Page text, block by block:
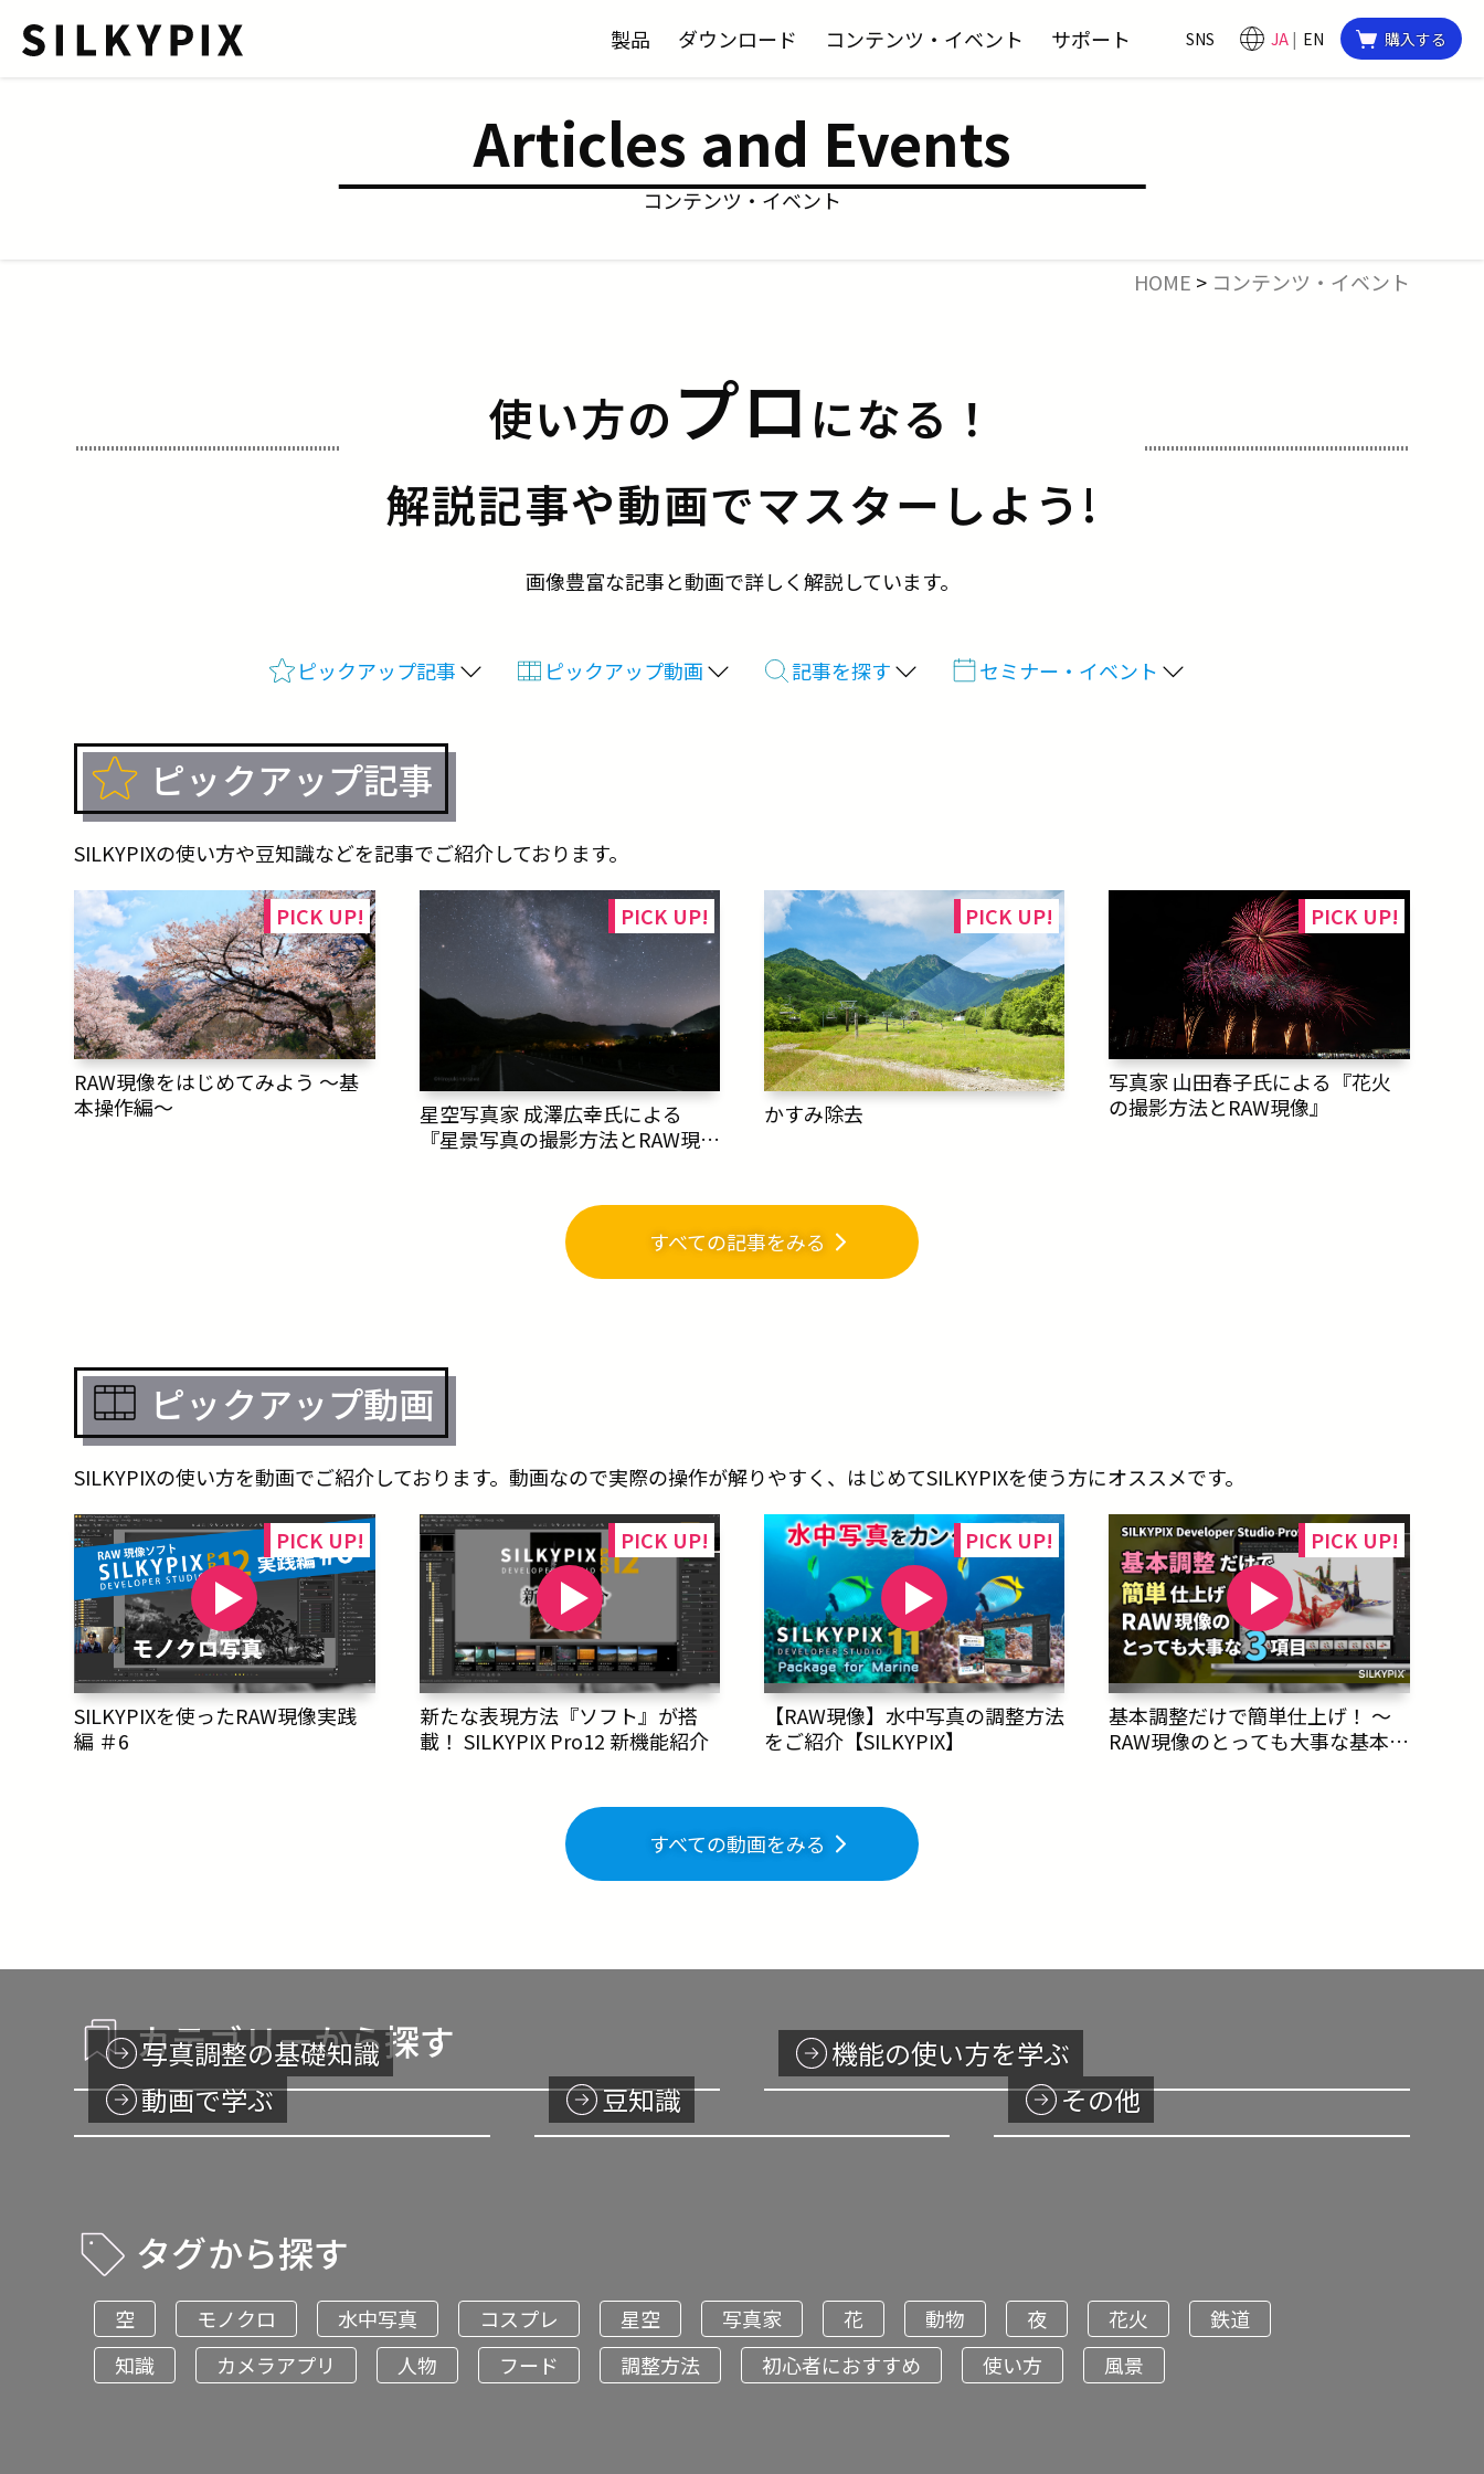
製品 ダウンロード コンテンツ・イベント サポート SNS JA EN 購入する
Articles and Events
コンテンツ・イベント
HOME > コンテンツ・イベント
使い方のプロ になる！
解説記事や動画でマスターしよう!
画像豊富な記事と動画で詳しく解説しています。
ピックアップ記事 ピックアップ動画 記事を探す セミナー・イベント
ピックアップ記事
SILKYPIXの使い方や豆知識などを記事でご紹介しております。
RAW現像をはじめてみよう ～基
本操作編～
星空写真家 成澤広幸氏による
『星景写真の撮影方法とRAW現
かすみ除去
写真家 山田春子氏による『花火
の撮影方法とRAW現像』
すべての記事をみる
ピックアップ動画
SILKYPIXの使い方を動画でご紹介しております。動画なので実際の操作が解りやすく、はじめてSILKYPIXを使う方にオススメです。
SILKYPIXを使ったRAW現像実践
編 ＃6
新たな表現方法『ソフト』が搭
載！ SILKYPIX Pro12 新機能紹介
【RAW現像】水中写真の調整方法
をご紹介【SILKYPIX】
基本調整だけで簡単仕上げ！ ～
RAW現像のとっても大事な基本調
すべての動画をみる
カテゴリーから探す
写真調整の基礎知識
機能の使い方を学ぶ
動画で学ぶ
豆知識 その他
タグから探す
空 モノクロ 水中写真 コスプレ 星空 写真家 花 動物 夜 花火
鉄道
知識
カメラアプリ 人物 フード 調整方法 初心者におすすめ 使い方 風景